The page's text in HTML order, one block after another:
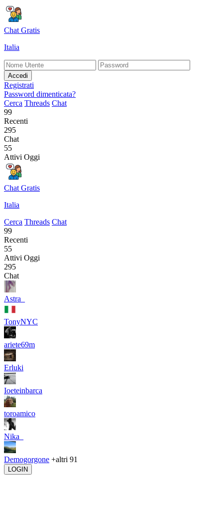
Chat Gratis
Italia
Accedi
Registrati
Password dimenticata?
Cerca Threads Chat
99
Recenti
295
Chat
55
Attivi Oggi
Chat Gratis
Italia
Cerca Threads Chat
99
Recenti
55
Attivi Oggi
295
Chat
Astra_
TonyNYC
ariete69m
Erluki
Ioeteinbarca
toroamico
Nika_
Demogorgone +altri 91
LOGIN